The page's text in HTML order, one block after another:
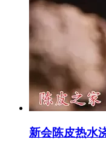
新会陈皮热水